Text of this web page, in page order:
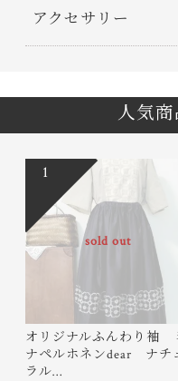
アクセサリー
人気
sold out
オリジナルふんわり袖
ナペルホネンdear ナチ
ラル…
1